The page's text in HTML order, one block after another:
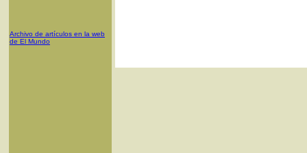
Archivo de artículos en la web
de El Mundo